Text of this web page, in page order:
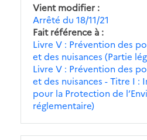
Vient modifier
Arrêté du 18/11/21
Fait référence à
Livre V : Prévention des
et des nuisances (Partie
Livre V : Prévention des
et des nuisances - Titre I :
pour la Protection de
réglementaire)